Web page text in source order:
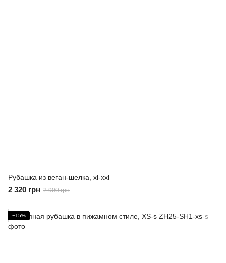
Рубашка из веган-шелка, xl-xxl
2 320 грн 2 900 грн
−15%